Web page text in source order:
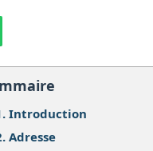
Introduction
Adresse